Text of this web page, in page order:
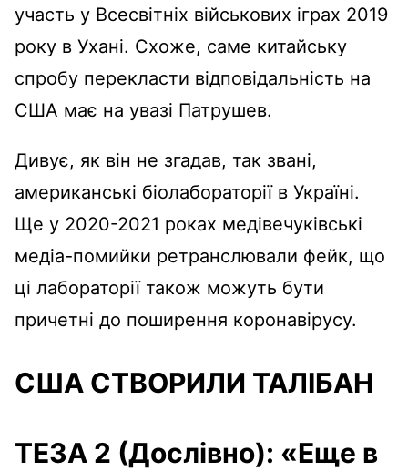
участь у Всесвітніх військових іграх 2019
року в Ухані. Схоже, саме китайську
спробу перекласти відповідальність на
США має на увазі Патрушев.
Дивує, як він не згадав, так звані,
американські біолабораторії в Україні.
Ще у 2020-2021 роках медівечуківські
медіа-помийки ретранслювали фейк, що
ці лабораторії також можуть бути
причетні до поширення коронавірусу.
США СТВОРИЛИ ТАЛІБАН
ТЕЗА 2 (Дослівно): «Еще в